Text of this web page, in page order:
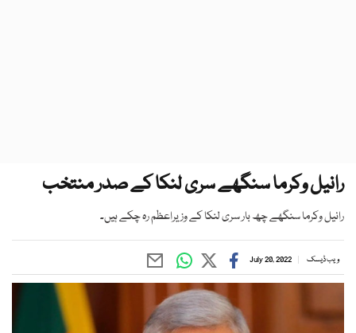
رانیل وکرما سنگھے سری لنکا کے صدر منتخب
رانیل وکرما سنگھے چھ بار سری لنکا کے وزیراعظم رہ چکے ہیں۔
ویب ڈیسک July 20, 2022